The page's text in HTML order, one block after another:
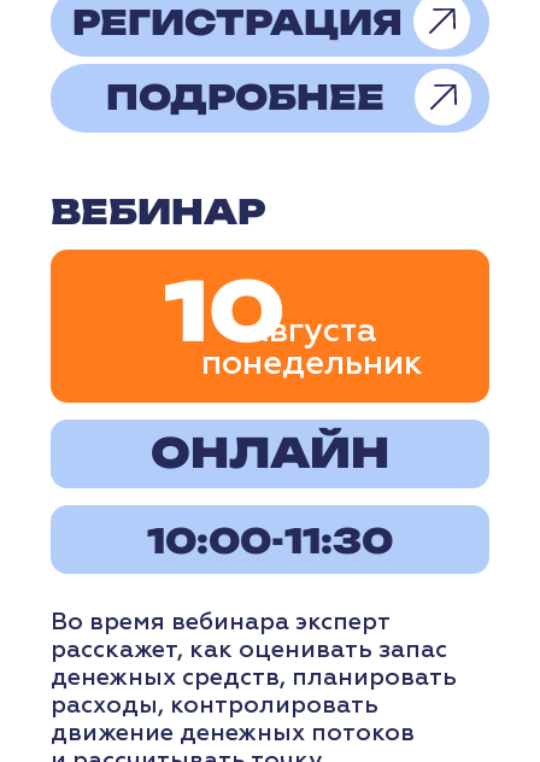
экономику для оценки
эффективности бизнеса.
ПОДРОБНЕЕ
РЕГИСТРАЦИЯ
24-28
августа
ОБУЧАЮЩАЯ
ПРОГРАММА
«ЦИФРОВОЙ БИЗНЕС-РОСТ:
ВЫХОД НА
МАРКЕТПЛЕЙСЫ»
г. Нижний Новгород,